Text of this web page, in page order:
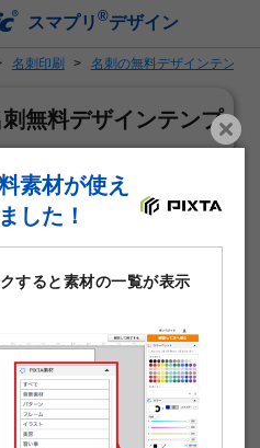
スマプリ ®デザイン
名刺印刷 名刺の無料デザインテンプ
無料デザインテンプ
素材が使え
した！
すると素材の一覧が表示